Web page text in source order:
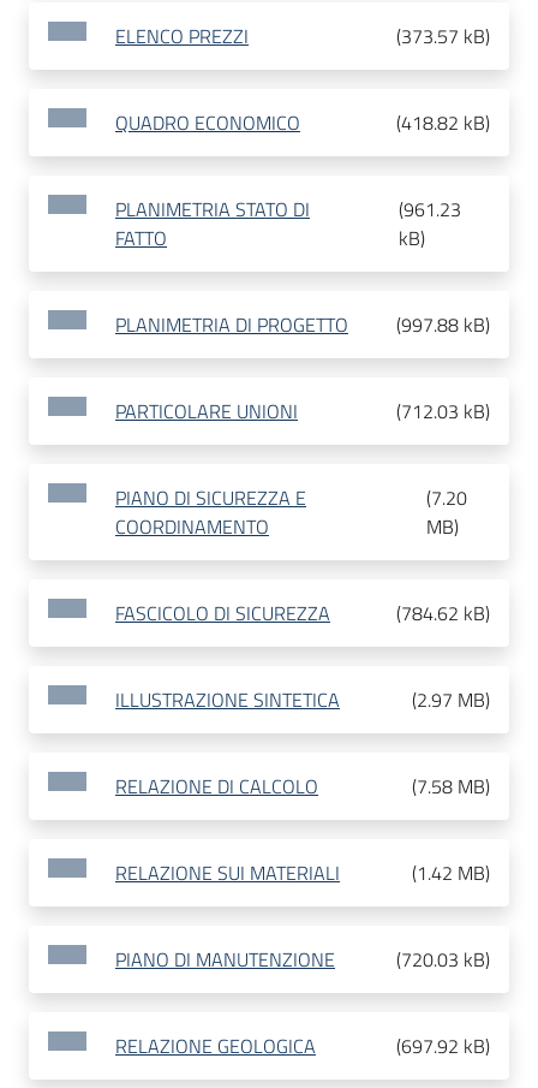
ELENCO PREZZI (373.57 kB)
QUADRO ECONOMICO (418.82 kB)
PLANIMETRIA STATO DI
FATTO
(961.23
kB)
PLANIMETRIA DI PROGETTO (997.88 kB)
PARTICOLARE UNIONI (712.03 kB)
PIANO DI SICUREZZA E
COORDINAMENTO
(7.20
MB)
FASCICOLO DI SICUREZZA (784.62 kB)
ILLUSTRAZIONE SINTETICA (2.97 MB)
RELAZIONE DI CALCOLO (7.58 MB)
RELAZIONE SUI MATERIALI (1.42 MB)
PIANO DI MANUTENZIONE (720.03 kB)
RELAZIONE GEOLOGICA (697.92 kB)